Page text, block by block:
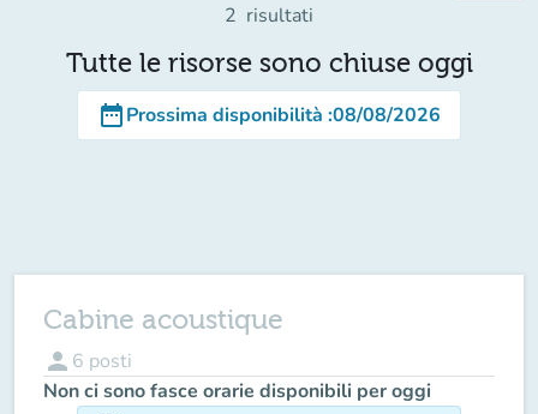
2 risultati
Tutte le risorse sono chiuse oggi
date_rangeProssima disponibilità :08/08/2026
Cabine acoustique
person 6 posti
Non ci sono fasce orarie disponibili per oggi